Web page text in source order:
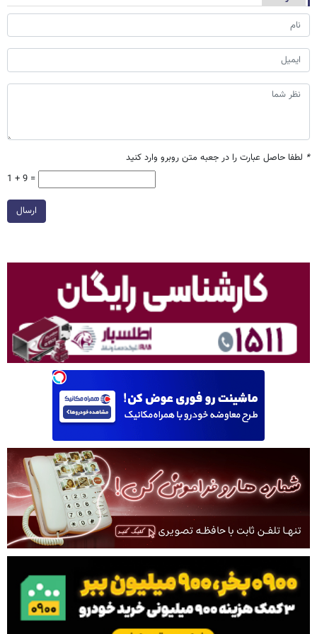
* لطفا حاصل عبارت را در جعبه متن روبرو وارد کنید
1 + 9 =
ارسال